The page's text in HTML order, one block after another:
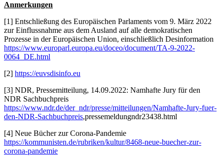
Anmerkungen
[1] Entschließung des Europäischen Parlaments vom 9. März 2022
zur Einflussnahme aus dem Ausland auf alle demokratischen
Prozesse in der Europäischen Union, einschließlich Desinformation
https://www.europarl.europa.eu/doceo/document/TA-9-2022-
0064_DE.html
[2] https://euvsdisinfo.eu
[3] NDR, Pressemitteilung, 14.09.2022: Namhafte Jury für den
NDR Sachbuchpreis
https://www.ndr.de/der_ndr/presse/mitteilungen/Namhafte-Jury-fuer-
den-NDR-Sachbuchpreis,pressemeldungndr23438.html
[4] Neue Bücher zur Corona-Pandemie
https://kommunisten.de/rubriken/kultur/8468-neue-buecher-zur-
corona-pandemie